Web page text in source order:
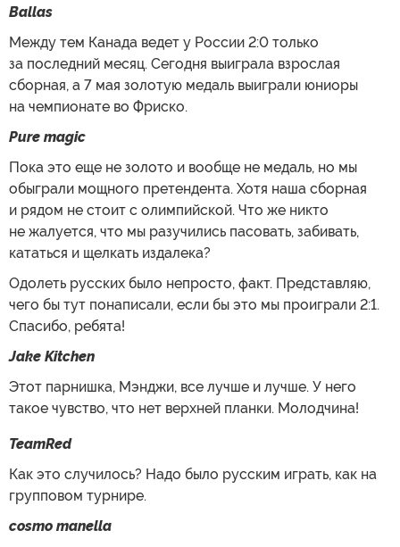
Ballas
Между тем Канада ведет у России 2:0 только
за последний месяц. Сегодня выиграла взрослая
сборная, а 7 мая золотую медаль выиграли юниоры
на чемпионате во Фриско.
Pure magic
Пока это еще не золото и вообще не медаль, но мы
обыграли мощного претендента. Хотя наша сборная
и рядом не стоит с олимпийской. Что же никто
не жалуется, что мы разучились пасовать, забивать,
кататься и щелкать издалека?
Одолеть русских было непросто, факт. Представляю,
чего бы тут понаписали, если бы это мы проиграли 2:1.
Спасибо, ребята!
Jake Kitchen
Этот парнишка, Мэнджи, все лучше и лучше. У него
такое чувство, что нет верхней планки. Молодчина!
TeamRed
Как это случилось? Надо было русским играть, как на
групповом турнире.
cosmo manella